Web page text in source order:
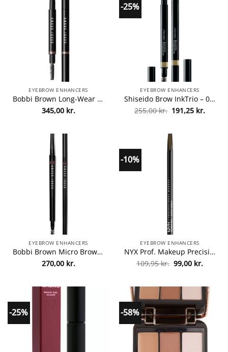
EYEBROW ENHANCERS
Bobbi Brown Long-Wear Brow Pencil 0,33 gr. – Honey Brown fra Bobbi Brown
345,00 kr.
-25%
EYEBROW ENHANCERS
Shiseido Brow InkTrio – 02 Taupe fra Shiseido
255,00kr. Den
oprindelige
255,00 kr..
191,25 kr.Den
EYEBROW ENHANCERS
Bobbi Brown Micro Brow Pencil – Saddle fra Bobbi Brown
270,00 kr.
-10%
EYEBROW ENHANCERS
NYX Prof. Makeup Precision Brow Pencil 0,13 gr. – Black fra NYX Professional Makeup
109,95kr. Den
oprindelige
109,95 kr..
99,00 kr.Den
99,00
-25% -58%